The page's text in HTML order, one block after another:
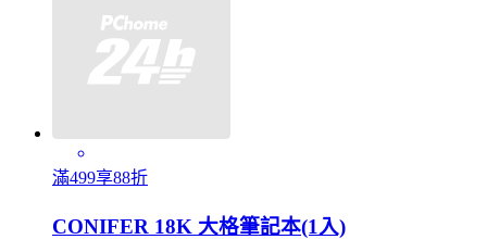
滿499享88折
CONIFER 18K 大格筆記本(1入)